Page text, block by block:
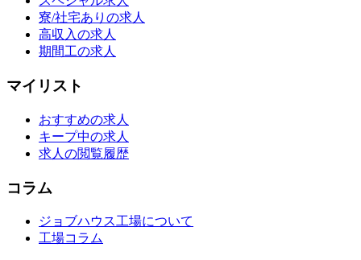
寮/社宅ありの求人
高収入の求人
期間工の求人
マイリスト
おすすめの求人
キープ中の求人
求人の閲覧履歴
コラム
ジョブハウス工場について
工場コラム